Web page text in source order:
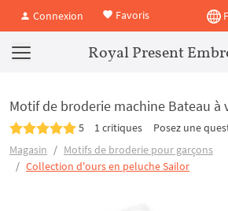
Connexion Favoris
Royal Present
Motif de broderie machine Bateau à
5 1 critiques
Posez une
Magasin
Motifs de broderie pour garçons
Collection d'ours en peluche Sailor